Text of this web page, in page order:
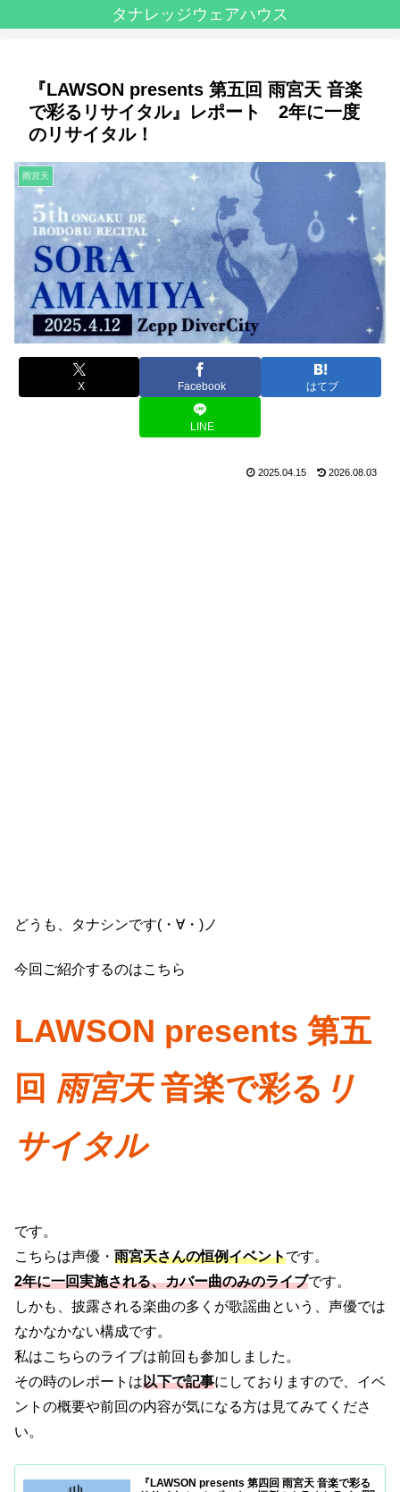
タナレッジウェアハウス
『LAWSON presents 第五回 雨宮天 音楽
で彩るリサイタル』レポート 2年に一度
のリサイタル！
雨宮天
X Facebook はてブ
LINE
2025.04.15 2026.08.03
どうも、タナシンです(・∀・)ノ
今回ご紹介するのはこちら
LAWSON presents 第五
回 雨宮天音楽で彩る リ
サイタル
です。
こちらは声優・ 雨宮天さんの恒例イベントです。
2年に一回実施される、カバー曲のみのライブです。
しかも、披露される楽曲の多くが歌謡曲という、声優では
なかなかない構成です。
私はこちらのライブは前回も参加しました。
その時のレポートは以下で記事にしておりますので、イベ
ントの概要や前回の内容が気になる方は見てみてくださ
い。
『LAWSON presents 第四回 雨宮天 音楽で彩る